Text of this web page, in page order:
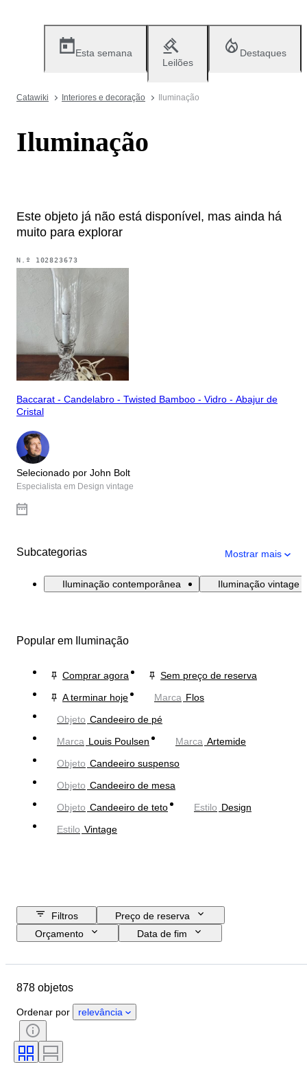
Esta semana
Leilões
Destaques
Catawiki Interiores e decoração Iluminação
Iluminação
Este objeto já não está disponível, mas ainda há
muito para explorar
N.º 102823673
Baccarat - Candelabro - Twisted Bamboo - Vidro - Abajur de
Cristal
Selecionado por John Bolt
Especialista em Design vintage
Subcategorias Mostrar mais
Iluminação contemporânea Iluminação vintage
Popular em Iluminação
Comprar agora
Sem preço de reserva
A terminar hoje
Marca Flos
Objeto Candeeiro de pé
Marca Louis Poulsen Marca Artemide
Objeto Candeeiro suspenso
Objeto Candeeiro de mesa
Objeto Candeeiro de teto Estilo Design
Estilo Vintage
Filtros
Preço de reserva
Orçamento
Data de fim
País de origem
Período
Assinatura
Cor
Candeeiro náutico
Criador
878 objetos
Ordenar por relevância